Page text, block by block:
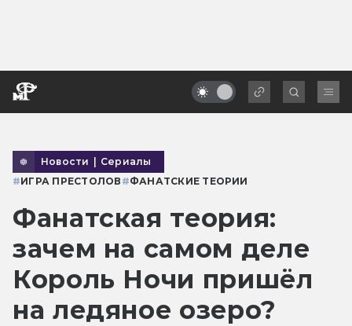
Новости | Сериалы
#ИГРА ПРЕСТОЛОВ #ФАНАТСКИЕ ТЕОРИИ
Фанатская теория:
зачем на самом деле
Король Ночи пришёл
на ледяное озеро?